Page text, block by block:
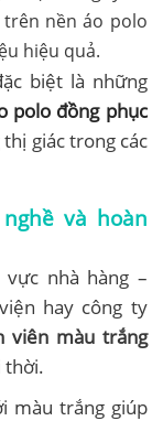
nền áo polo
hiệu quả.
biệt là những
polo đồng phục
giác trong các
và hoàn
nhà hàng –
hay công ty
viên màu trắng
thời.
màu trắng giúp